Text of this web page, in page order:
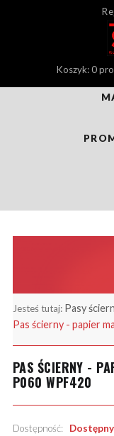
Koszyk: 0
Jesteś tutaj: Pasy
Pas ścierny - papier
PAS ŚCIERNY -
P060 WPF420
Dostępność: Dostępny